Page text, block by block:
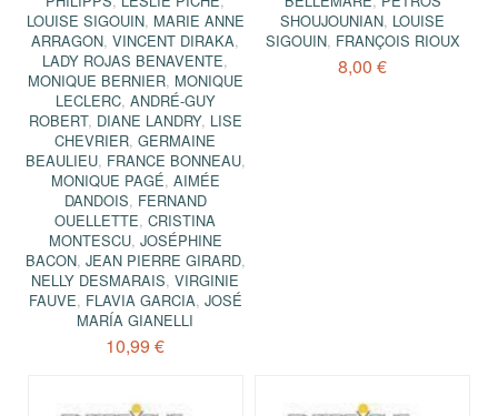
LOUISE SIGOUIN, MARIE ANNE
ARRAGON,VINCENT DIRAKA,
LADY ROJAS BENAVENTE,
MONIQUE BERNIER, MONIQUE
LECLERC, ANDRÉ-GUY
ROBERT, DIANE LANDRY, LISE
CHEVRIER,GERMAINE
BEAULIEU, FRANCE BONNEAU,
MONIQUE PAGÉ, AIMÉE
DANDOIS, FERNAND
OUELLETTE,CRISTINA
MONTESCU, JOSÉPHINE
BACON, JEAN PIERRE GIRARD,
NELLY DESMARAIS,VIRGINIE
FAUVE, FLAVIA GARCIA, JOSÉ
MARÍA GIANELLI
10,99 €
SHOUJOUNIAN, LOUISE
SIGOUIN, FRANÇOIS RIOUX
8,00 €